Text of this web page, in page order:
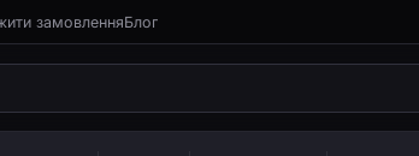
замовленняБлог